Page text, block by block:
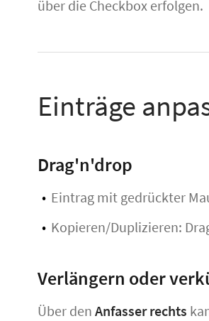
über die Checkbox erfolgen.
Einträge
Drag'n'drop
Eintrag mit gedrückter
Kopieren/Duplizieren:
Verlängern oder
Über den Anfasser rechts